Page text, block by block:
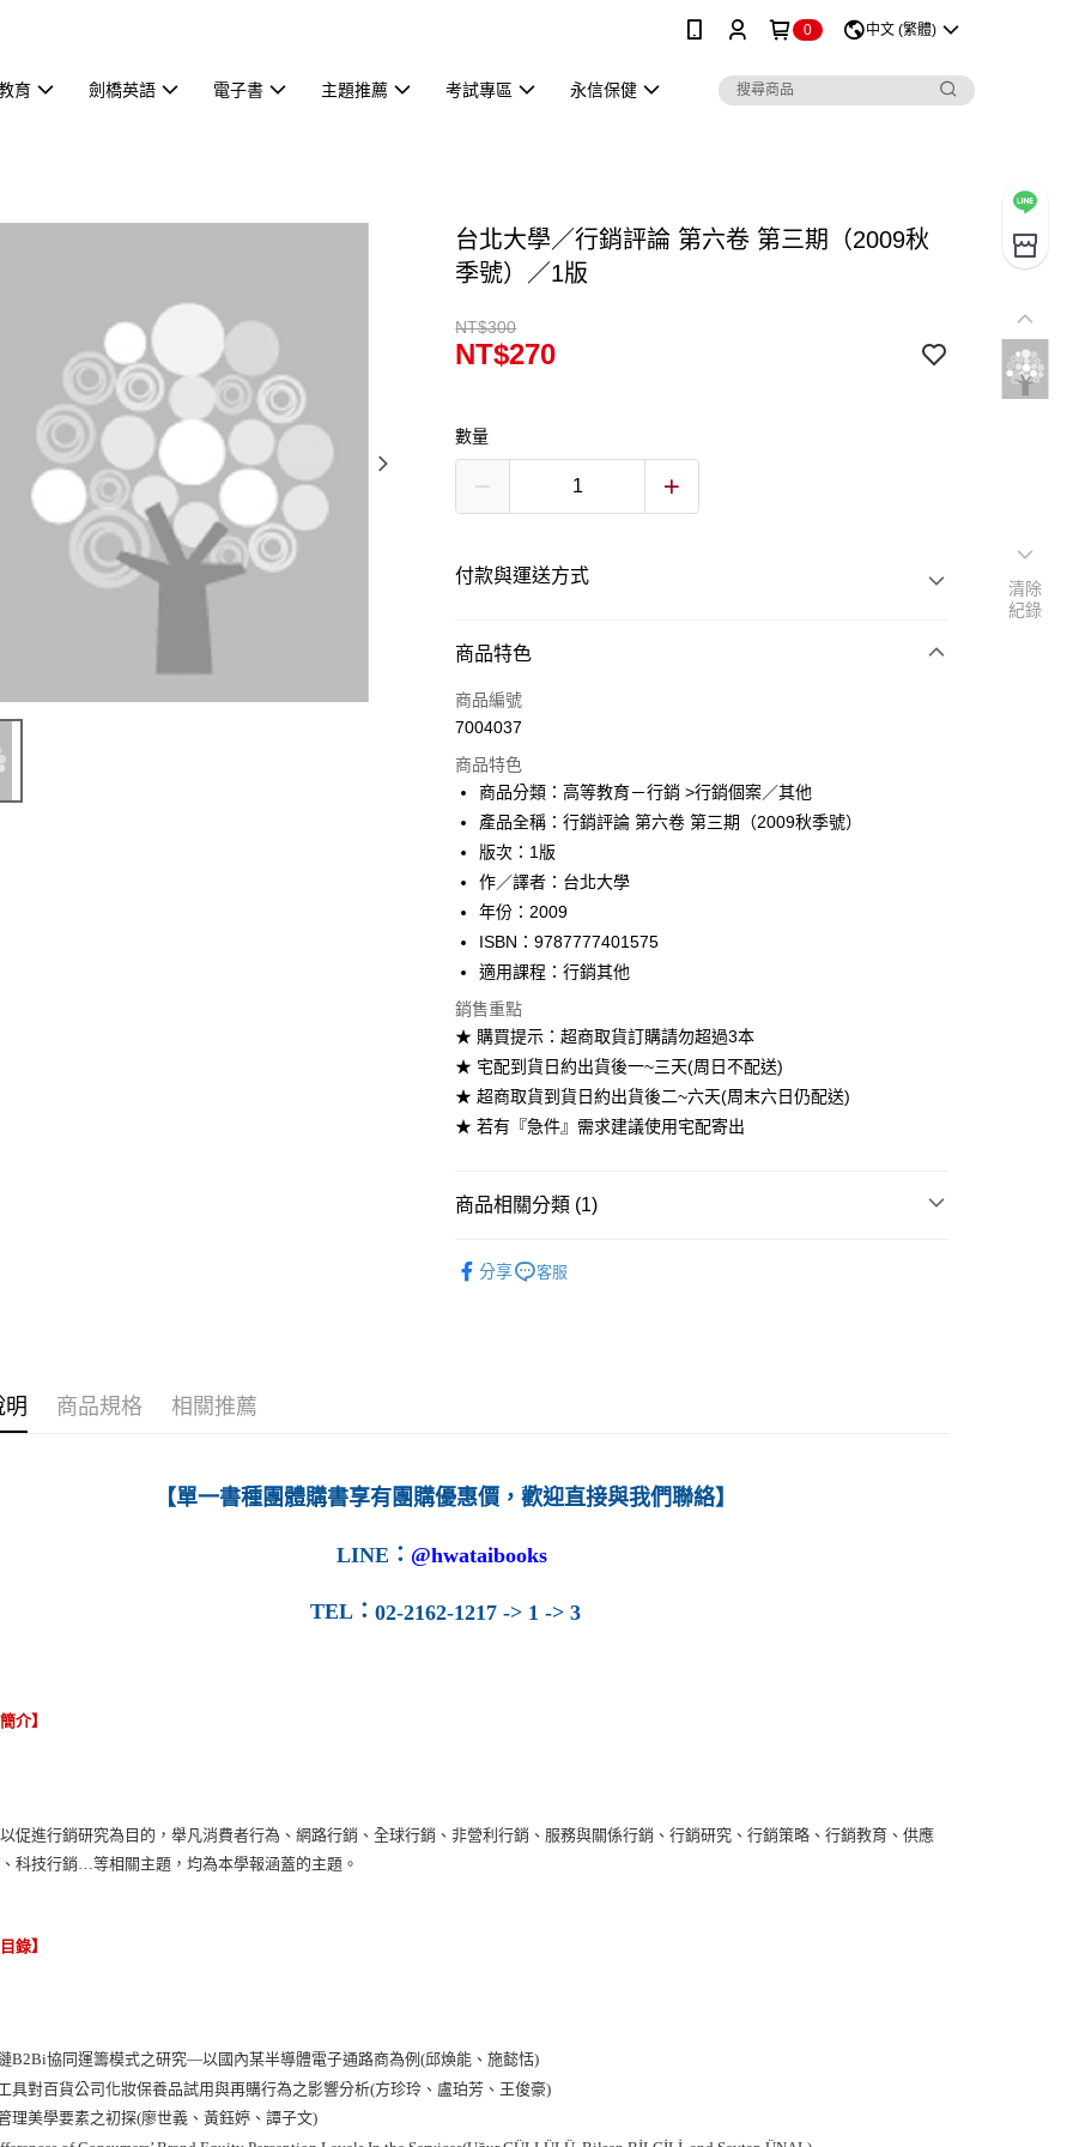
0 中文 (繁體)
育 劍橋英語 電子書 主題推薦 考試專區 永信保健
台北大學／行銷評論 第六卷 第三期（2009秋
季號）／1版
NT$300
NT$270
數量
付款與運送方式
付款方式
信用卡一次付款
Apple Pay
Google Pay
ATM付款
運送方式
每筆NT$60
付款後全家取貨
每筆NT$60
每筆NT$60
商品特色
商品編號
7004037
商品特色
商品分類：高等教育－行銷 >行銷個案／其他
產品全稱：行銷評論 第六卷 第三期（2009秋季號）
版次：1版
作／譯者：台北大學
年份：2009
ISBN：9787777401575
適用課程：行銷其他
銷售重點
★ 購買提示：超商取貨訂購請勿超過3本
★ 宅配到貨日約出貨後一~三天(周日不配送)
★ 超商取貨到貨日約出貨後二~六天(周末六日仍配送)
★ 若有『急件』需求建議使用宅配寄出
商品相關分類 (1)
分享
客服
明 商品規格 相關推薦
【單一書種團體購書享有團購優惠價，歡迎直接與我們聯絡】
LINE ： @hwataibooks
TEL： 02-2162-1217 -> 1 -> 3
介】
促進行銷研究為目的，舉凡消費者行為、網路行銷、全球行銷、非營利行銷、服務與關係行銷、行銷研究、行銷策略、行銷教育、供應
科技行銷…等相關主題，均為本學報涵蓋的主題。
錄】
B2Bi協同運籌模式之研究—以國內某半導體電子通路商為例(邱煥能、施懿恬)
具對百貨公司化妝保養品試用與再購行為之影響分析(方珍玲、盧珀芳、王俊豪)
理美學要素之初探(廖世義、黃鈺婷、譚子文)
清除
紀錄